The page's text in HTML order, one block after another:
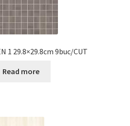
1 29.8×29.8cm 9buc/CUT
Read more